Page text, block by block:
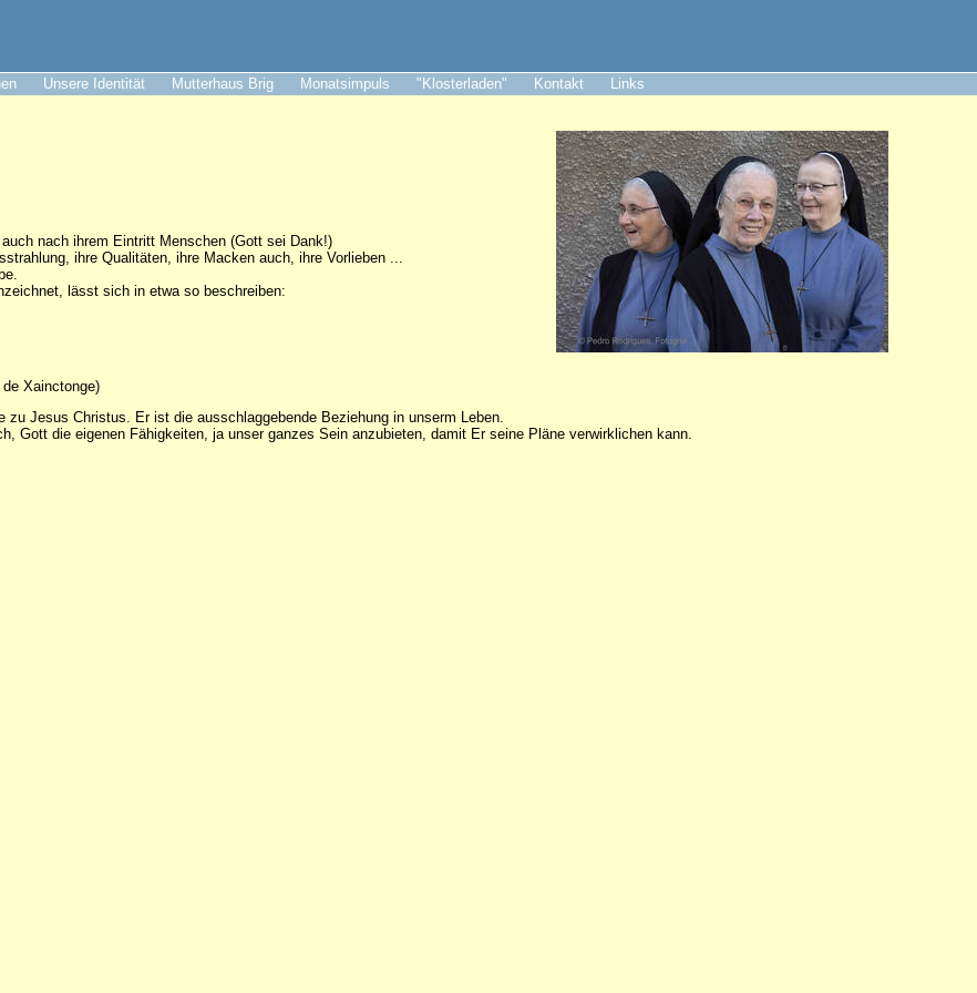
Unsere Identität Mutterhaus Brig Monatsimpuls "Klosterladen" Kontakt Links
nach ihrem Eintritt Menschen (Gott sei Dank!)
ihre Qualitäten, ihre Macken auch, ihre Vorlieben ...
lässt sich in etwa so beschreiben:
de Xainctonge)
zu Jesus Christus. Er ist die ausschlaggebende Beziehung in unserm Leben.
Gott die eigenen Fähigkeiten, ja unser ganzes Sein anzubieten, damit Er seine Pläne verwirklichen kann.